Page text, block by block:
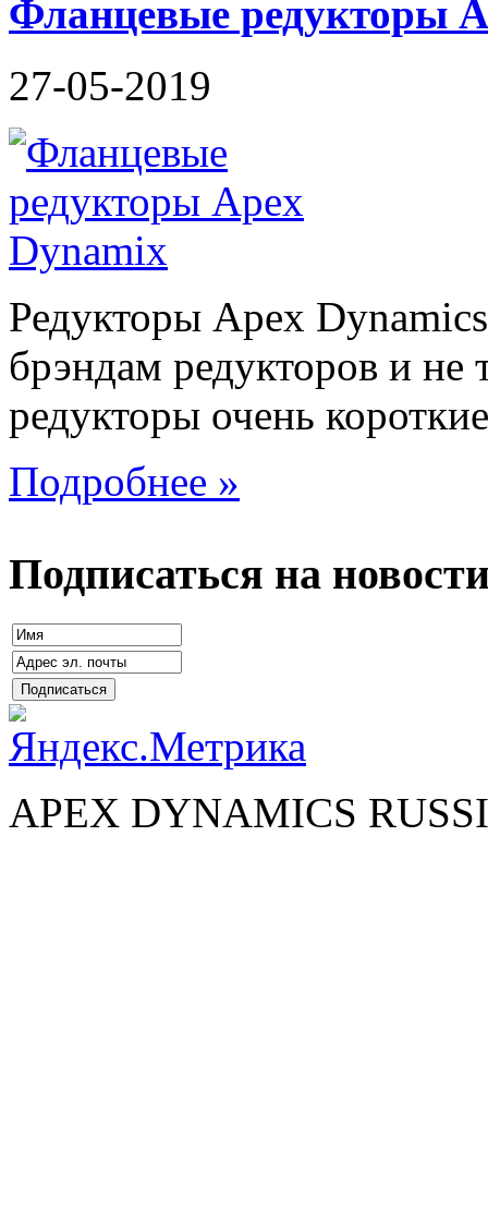
Фланцевые редукторы
27-05-2019
Редукторы Apex
брэндам редукторов и не
редукторы очень
Подробнее »
Подписаться на
APEX DYNAMICS